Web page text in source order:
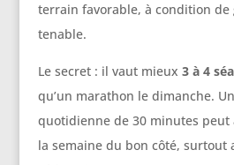
terrain favorable, à condition
tenable.
Le secret : il vaut mieux 3 à 4
qu’un marathon le dimanche.
quotidienne de 30 minutes peut
la semaine du bon côté, surtout